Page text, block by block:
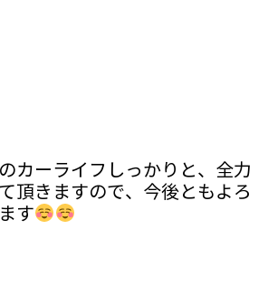
カーライフしっかりと、全力
頂きますので、今後ともよろ
す